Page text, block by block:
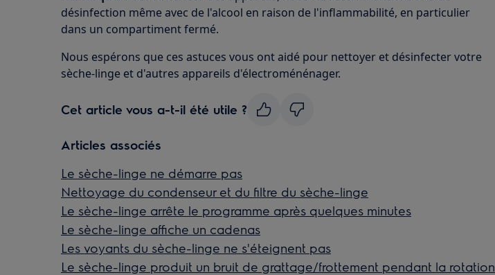
désinfection même avec de l'alcool en raison de l'inflammabilité, en particulier
dans un compartiment fermé.
Nous espérons que ces astuces vous ont aidé pour nettoyer et désinfecter votre
sèche-linge et d'autres appareils d'électroménénager.
Cet article vous a-t-il été utile ?
Articles associés
Le sèche-linge ne démarre pas
Nettoyage du condenseur et du filtre du sèche-linge
Le sèche-linge arrête le programme après quelques minutes
Le sèche-linge affiche un cadenas
Les voyants du sèche-linge ne s'éteignent pas
Le sèche-linge produit un bruit de grattage/frottement pendant la rotation